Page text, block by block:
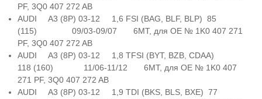
PF, 3Q0 407 272 AB
AUDI A3 (8P) 03-12 1,6 FSI (BAG, BLF, BLP) 85
(115) 09/03-09/07 6MT, для OE № 1K0 407 271
PF, 3Q0 407 272 AB
AUDI A3 (8P) 03-12 1,8 TFSI (BYT, BZB, CDAA)
118 (160) 11/06-11/12 6MT, для OE № 1K0 407
271 PF, 3Q0 407 272 AB
AUDI A3 (8P) 03-12 1,9 TDI (BKS, BLS, BXE) 77